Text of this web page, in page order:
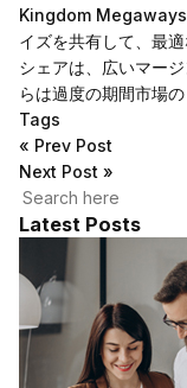
Kingdom Megaways
イズを共有して、最
シェアは、広いマー
らは過度の期間市場
Tags
« Prev Post
Next Post »
Latest Posts